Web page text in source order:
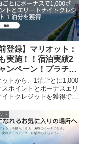
登録】マリオット：
実施！！宿泊実績2
ンペーン！プラチ
タンへGO！
ットから、1泊ごとに1,000
スポイントとボーナスエリ
イトクレジットを獲得でき
リオットHPから抜粋）1
に1,000ポイントだけでな
ート達成宿泊実績も2倍
ます！！ステー...
ト